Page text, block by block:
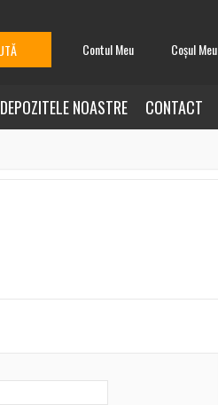
Contul Meu
Coșul Meu
DEPOZITELE NOASTRE CONTACT